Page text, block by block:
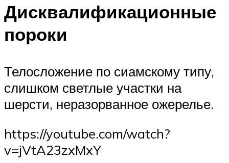
Дисквалификационные
пороки
Телосложение по сиамскому типу,
слишком светлые участки на
шерсти, неразорванное ожерелье.
https://youtube.com/watch?
v=jVtA23zxMxY